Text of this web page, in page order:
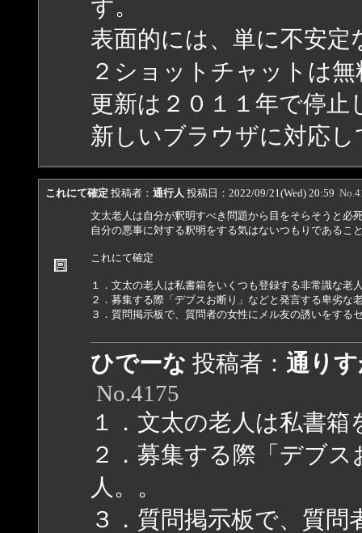
ず。
表面的には、単に不安定
２ショットチャットは
更新は２０１１年で停止
新しいブラウザに対応
これにて確定 投稿者： 通行人 投稿日：2022/09/21(Wed) 20:59
文太老人は自分が釈明すべき問題から目をそらそうと必
自分の悪事に対する釈明をする気はないつもりであるこ
これにて確定
１．文太の老人は私書箱をいくつも登録する非常識な老
２．募集する際「デブスお断り」などと発言する卑劣な
３．質問掲示板で、質問者の女性にメル友の誘いをする
ひでーな 投稿者： 通り
No.4175
１．文太の老人は私書
２．募集する際「デブ
人。。
３．質問掲示板で、質